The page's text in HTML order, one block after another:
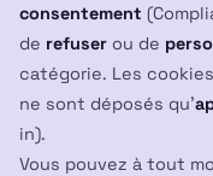
consentement
de refuser ou de
catégorie. Les
ne sont déposés qu’
in).
Vous pouvez à tout